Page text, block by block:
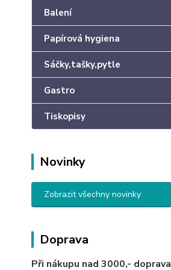
Balení
Papírová hygiena
Sáčky,tašky,pytle
Gastro
Tiskopisy
Novinky
Zobrazit všechny novinky
Doprava
Při nákupu nad 3000,- doprava